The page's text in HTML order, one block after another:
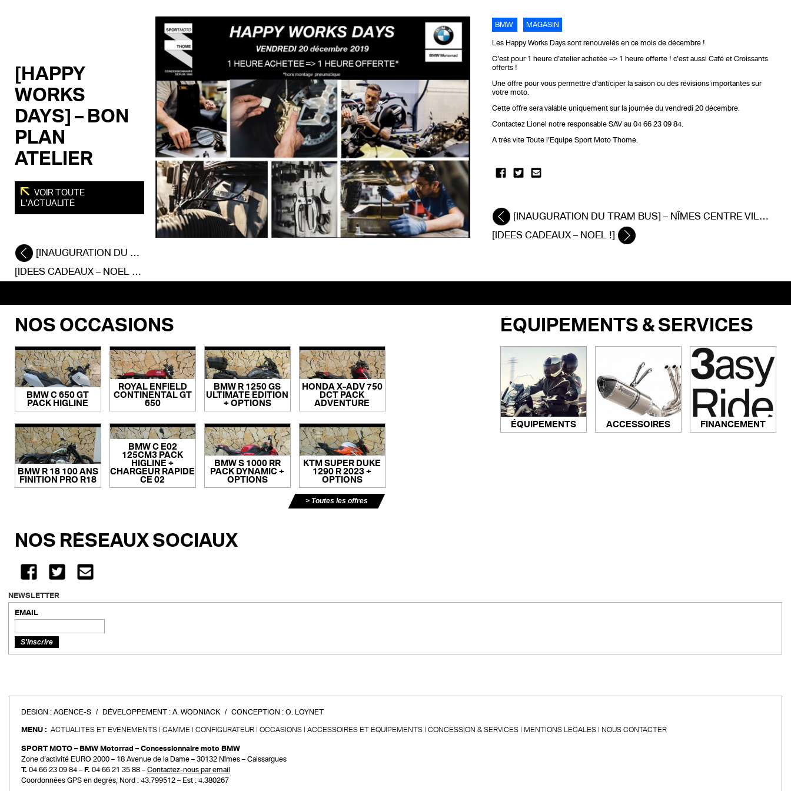
[HAPPY
WORKS
DAYS] – BON
PLAN
ATELIER
VOIR TOUTE
L'ACTUALITÉ
[INAUGURATION DU TRAM BUS] – NÎMES CENTRE VILLE À CAISSARGUES
[IDEES CADEAUX – NOEL !]
BMW MAGASIN
Les Happy Works Days sont renouvelés en ce mois de décembre !
C’est pour 1 heure d’atelier achetée => 1 heure offerte ! c’est aussi Café et Croissants
offerts !
Une offre pour vous permettre d’anticiper la saison ou des révisions importantes sur
votre moto.
Cette offre sera valable uniquement sur la journée du vendredi 20 décembre.
Contactez Lionel notre responsable SAV au 04 66 23 09 84.
A très vite Toute l’Equipe Sport Moto Thome.
[INAUGURATION DU TRAM BUS] – NÎMES CENTRE VILLE À CAISSARGUES
[IDEES CADEAUX – NOEL !]
NOS OCCASIONS
BMW C 650 GT
PACK HIGLINE
ROYAL ENFIELD
CONTINENTAL GT
650
BMW R 1250 GS
ULTIMATE EDITION
+ OPTIONS
HONDA X-ADV 750
DCT PACK
ADVENTURE
BMW R 18 100 ANS
FINITION PRO R18
BMW C E02
125CM3 PACK
HIGLINE +
CHARGEUR RAPIDE
CE 02
BMW S 1000 RR
PACK DYNAMIC +
OPTIONS
KTM SUPER DUKE
1290 R 2023 +
OPTIONS
Toutes les offres
ÉQUIPEMENTS & SERVICES
ÉQUIPEMENTS ACCESSOIRES FINANCEMENT
NOS RÉSEAUX SOCIAUX
NEWSLETTER
EMAIL
DESIGN : AGENCE-S DÉVELOPPEMENT : A. WODNIACK CONCEPTION : O. LOYNET
MENU : ACTUALITÉS ET ÉVÉNEMENTS GAMME CONFIGURATEUR OCCASIONS ACCESSOIRES ET ÉQUIPEMENTS CONCESSION & SERVICES MENTIONS LÉGALES NOUS CONTACTER
SPORT MOTO – BMW Motorrad – Concessionnaire moto BMW
Zone d’activité EURO 2000 – 18 Avenue de la Dame – 30132 Nîmes – Caissargues
T. 04 66 23 09 84 – F. 04 66 21 35 88 – Contactez-nous par email
Coordonnées GPS en degrés, Nord : 43.799512 – Est : 4.380267